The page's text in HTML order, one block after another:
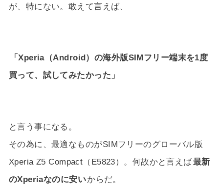
が、特にない。敢えて言えば、
「Xperia（Android）の海外版SIMフリー端末を1度
買って、試してみたかった」
と言う事になる。
その為に、最適なものがSIMフリーのグローバル版
Xperia Z5 Compact（E5823）。何故かと言えば最新
のXperiaなのに安いからだ。